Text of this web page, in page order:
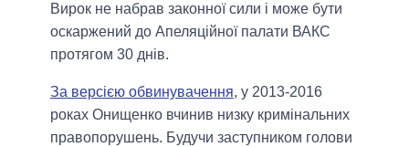
Вирок не набрав законної сили і може бути
оскаржений до Апеляційної палати ВАКС
протягом 30 днів.
За версією обвинувачення, у 2013-2016
роках Онищенко вчинив низку кримінальних
правопорушень. Будучи заступником голови